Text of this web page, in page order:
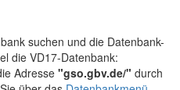
suchen und die Datenbank-
die VD17-Datenbank:
Adresse "gso.gbv.de/" durch